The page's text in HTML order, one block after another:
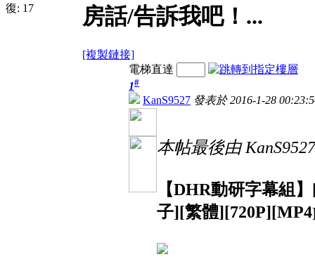
復: 17
房話/告訴我吧！...
[複製鏈接]
電梯直達
1#
KanS9527 發表於 2016-1-28
本帖最後由
【DHR動研字幕組
子][繁體][720P][MP4